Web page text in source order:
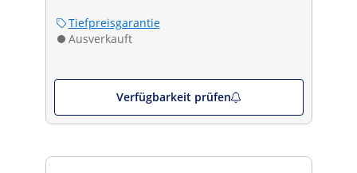
Tiefpreisgarantie
Ausverkauft
Verfügbarkeit prüfen